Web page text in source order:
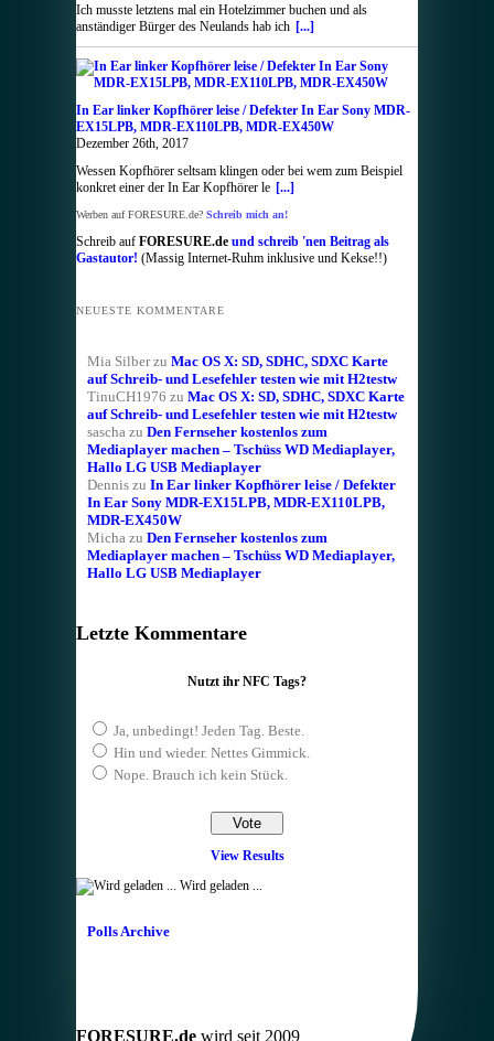
Ich musste letztens mal ein Hotelzimmer buchen und als
anständiger Bürger des Neulands hab ich [...]
In Ear linker Kopfhörer leise / Defekter In Ear Sony MDR-
EX15LPB, MDR-EX110LPB, MDR-EX450W
Dezember 26th, 2017
Wessen Kopfhörer seltsam klingen oder bei wem zum Beispiel
konkret einer der In Ear Kopfhörer le [...]
Werben auf FORESURE.de? Schreib mich an!
Schreib auf FORESURE.de und schreib 'nen Beitrag als
Gastautor! (Massig Internet-Ruhm inklusive und Kekse!!)
NEUESTE KOMMENTARE
Mia Silberzu Mac OS X: SD, SDHC, SDXC Karte
auf Schreib- und Lesefehler testen wie mit H2testw
TinuCH1976 zu Mac OS X: SD, SDHC, SDXC Karte
auf Schreib- und Lesefehler testen wie mit H2testw
sascha zu Den Fernseher kostenlos zum
Mediaplayer machen – Tschüss WD Mediaplayer,
Hallo LG USB Mediaplayer
Denniszu In Ear linker Kopfhörer leise / Defekter
In Ear Sony MDR-EX15LPB, MDR-EX110LPB,
MDR-EX450W
Micha zu Den Fernseher kostenlos zum
Mediaplayer machen – Tschüss WD Mediaplayer,
Hallo LG USB Mediaplayer
Letzte Kommentare
Nutzt ihr NFC Tags?
Ja, unbedingt! Jeden Tag. Beste.
Hin und wieder. Nettes Gimmick.
Nope. Brauch ich kein Stück.
View Results
Wird geladen ...
Polls Archive
FORESURE.dewird seit 2009